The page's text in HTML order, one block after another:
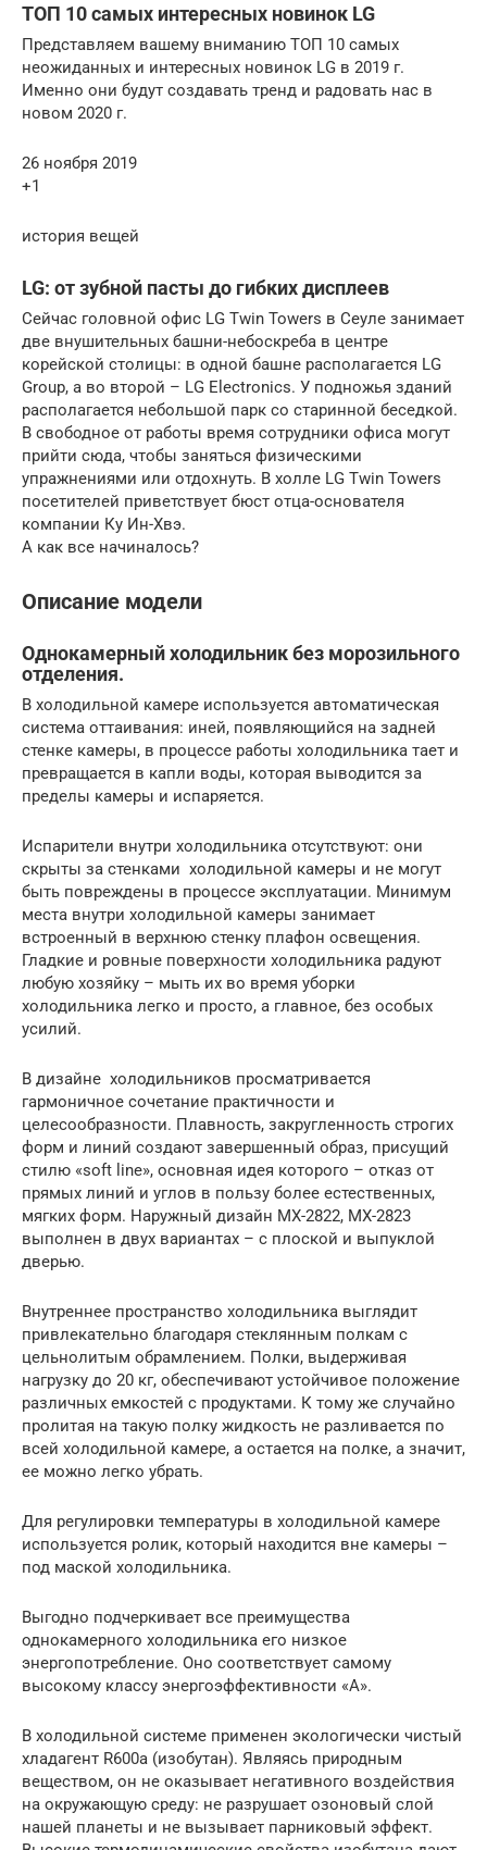
ТОП 10 самых интересных новинок LG
Представляем вашему вниманию ТОП 10 самых
неожиданных и интересных новинок LG в 2019 г.
Именно они будут создавать тренд и радовать нас в
новом 2020 г.
26 ноября 2019
+1
история вещей
LG: от зубной пасты до гибких дисплеев
Сейчас головной офис LG Twin Towers в Сеуле занимает
две внушительных башни-небоскреба в центре
корейской столицы: в одной башне располагается LG
Group, а во второй – LG Electronics. У подножья зданий
располагается небольшой парк со старинной беседкой.
В свободное от работы время сотрудники офиса могут
прийти сюда, чтобы заняться физическими
упражнениями или отдохнуть. В холле LG Twin Towers
посетителей приветствует бюст отца-основателя
компании Ку Ин-Хвэ.
А как все начиналось?
Описание модели
Однокамерный холодильник без морозильного
отделения.
В холодильной камере используется автоматическая
система оттаивания: иней, появляющийся на задней
стенке камеры, в процессе работы холодильника тает и
превращается в капли воды, которая выводится за
пределы камеры и испаряется.
Испарители внутри холодильника отсутствуют: они
скрыты за стенками холодильной камеры и не могут
быть повреждены в процессе эксплуатации. Минимум
места внутри холодильной камеры занимает
встроенный в верхнюю стенку плафон освещения.
Гладкие и ровные поверхности холодильника радуют
любую хозяйку – мыть их во время уборки
холодильника легко и просто, а главное, без особых
усилий.
В дизайне холодильников просматривается
гармоничное сочетание практичности и
целесообразности. Плавность, закругленность строгих
форм и линий создают завершенный образ, присущий
стилю «soft line», основная идея которого – отказ от
прямых линий и углов в пользу более естественных,
мягких форм. Наружный дизайн МХ-2822, МХ-2823
выполнен в двух вариантах – с плоской и выпуклой
дверью.
Внутреннее пространство холодильника выглядит
привлекательно благодаря стеклянным полкам с
цельнолитым обрамлением. Полки, выдерживая
нагрузку до 20 кг, обеспечивают устойчивое положение
различных емкостей с продуктами. К тому же случайно
пролитая на такую полку жидкость не разливается по
всей холодильной камере, а остается на полке, а значит,
ее можно легко убрать.
Для регулировки температуры в холодильной камере
используется ролик, который находится вне камеры –
под маской холодильника.
Выгодно подчеркивает все преимущества
однокамерного холодильника его низкое
энергопотребление. Оно соответствует самому
высокому классу энергоэффективности «А».
В холодильной системе применен экологически чистый
хладагент R600а (изобутан). Являясь природным
веществом, он не оказывает негативного воздействия
на окружающую среду: не разрушает озоновый слой
нашей планеты и не вызывает парниковый эффект.